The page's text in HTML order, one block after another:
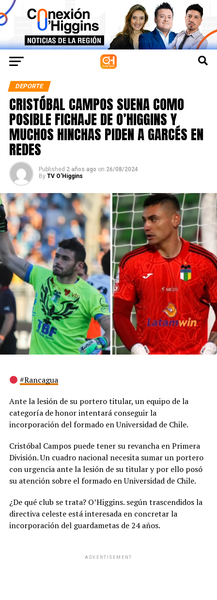
DEPORTE
CRISTÓBAL CAMPOS SUENA COMO
POSIBLE FICHAJE DE O’HIGGINS Y
MUCHOS HINCHAS PIDEN A GARCÉS EN
REDES
Published 2 años ago on 26/08/2024
By TV O'Higgins
#Rancagua
Ante la lesión de su portero titular, un equipo de la
categoría de honor intentará conseguir la
incorporación del formado en Universidad de Chile.
Cristóbal Campos puede tener su revancha en Primera
División. Un cuadro nacional necesita sumar un portero
con urgencia ante la lesión de su titular y por ello posó
su atención sobre el formado en Universidad de Chile.
¿De qué club se trata? O’Higgins. según trascendidos la
directiva celeste está interesada en concretar la
incorporación del guardametas de 24 años.
ADVERTISEMENT